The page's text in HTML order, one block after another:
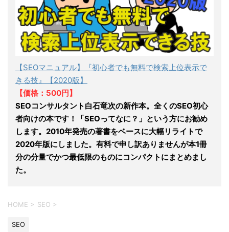
【SEOマニュアル】『初心者でも無料で検索上位表示で
きる技』【2020版】
【価格：500円】
SEOコンサルタント白石竜次の新作本。全くのSEO初心
者向けの本です！「SEOってなに？」という方にお勧め
します。2010年発売の著書をベースに大幅リライトで
2020年版にしました。有料で申し訳ありませんが本1冊
分の分量でかつ最低限のものにコンパクトにまとめまし
た。
HOME > SEO >
SEO